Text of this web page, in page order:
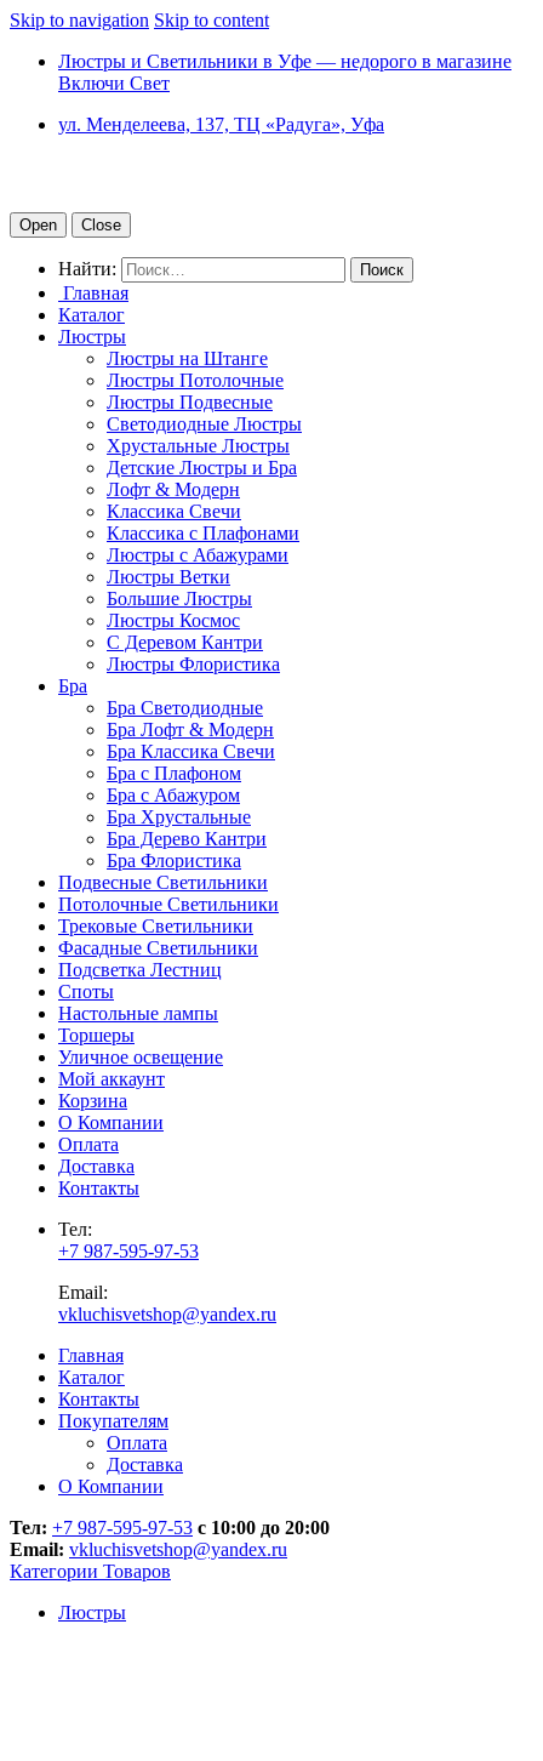
Skip to navigation Skip to content
Люстры и Светильники в Уфе — недорого в магазине
Включи Свет
ул. Менделеева, 137, ТЦ «Радуга», Уфа
Open Close
Найти:
Главная
Каталог
Люстры
Люстры на Штанге
Люстры Потолочные
Люстры Подвесные
Светодиодные Люстры
Хрустальные Люстры
Детские Люстры и Бра
Лофт & Модерн
Классика Свечи
Классика с Плафонами
Люстры с Абажурами
Люстры Ветки
Большие Люстры
Люстры Космос
С Деревом Кантри
Люстры Флористика
Бра
Бра Светодиодные
Бра Лофт & Модерн
Бра Классика Свечи
Бра с Плафоном
Бра с Абажуром
Бра Хрустальные
Бра Дерево Кантри
Бра Флористика
Подвесные Светильники
Потолочные Светильники
Трековые Светильники
Фасадные Светильники
Подсветка Лестниц
Споты
Настольные лампы
Торшеры
Уличное освещение
Мой аккаунт
Корзина
О Компании
Оплата
Доставка
Контакты
Тел:
+7 987-595-97-53
Email:
vkluchisvetshop@yandex.ru
Главная
Каталог
Контакты
Покупателям
Оплата
Доставка
О Компании
Тел: +7 987-595-97-53 с 10:00 до 20:00
Email: vkluchisvetshop@yandex.ru
Категории Товаров
Люстры